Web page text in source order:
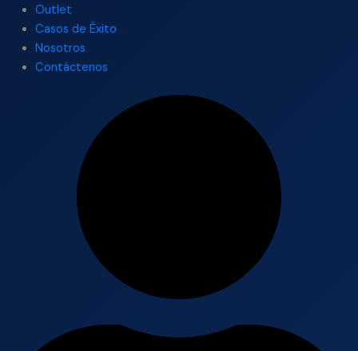
Outlet
Casos de Éxito
Nosotros
Contáctenos